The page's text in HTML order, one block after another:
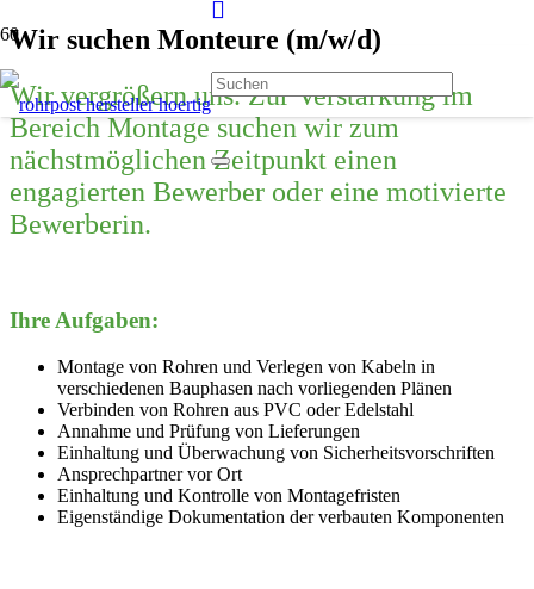
Wir suchen Monteure (m/w/d)
Wir vergrößern uns. Zur Verstärkung im
Bereich Montage suchen wir zum
nächstmöglichen Zeitpunkt einen
engagierten Bewerber oder eine motivierte
Bewerberin.
Ihre Aufgaben:
Montage von Rohren und Verlegen von Kabeln in
verschiedenen Bauphasen nach vorliegenden Plänen
Verbinden von Rohren aus PVC oder Edelstahl
Annahme und Prüfung von Lieferungen
Einhaltung und Überwachung von Sicherheitsvorschriften
Ansprechpartner vor Ort
Einhaltung und Kontrolle von Montagefristen
Eigenständige Dokumentation der verbauten Komponenten